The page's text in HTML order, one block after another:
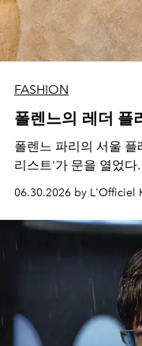
FASHION
폴렌느의 레더 플
폴렌느 파리의 서울
리스트'가 문을 열었다.
06.30.2026 by L'Officiel